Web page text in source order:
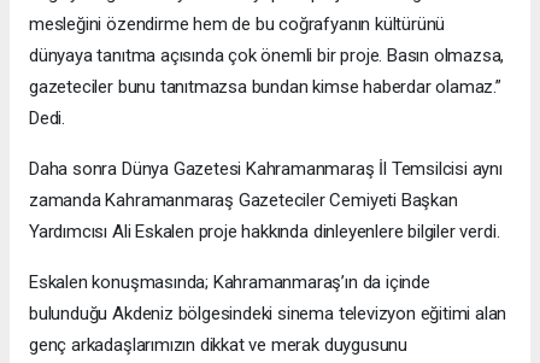
mesleğini özendirme hem de bu coğrafyanın kültürünü
dünyaya tanıtma açısında çok önemli bir proje. Basın olmazsa,
gazeteciler bunu tanıtmazsa bundan kimse haberdar olamaz.”
Dedi.
Daha sonra Dünya Gazetesi Kahramanmaraş İl Temsilcisi aynı
zamanda Kahramanmaraş Gazeteciler Cemiyeti Başkan
Yardımcısı Ali Eskalen proje hakkında dinleyenlere bilgiler verdi.
Eskalen konuşmasında; Kahramanmaraş’ın da içinde
bulunduğu Akdeniz bölgesindeki sinema televizyon eğitimi alan
genç arkadaşlarımızın dikkat ve merak duygusunu